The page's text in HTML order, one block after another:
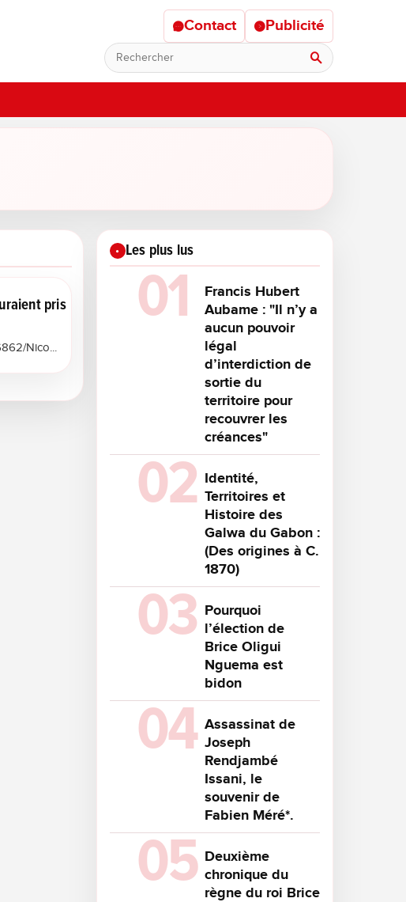
Contact Publicité
Rechercher
pris
Nico...
Les plus lus
Francis Hubert
Aubame : "Il n’y a
aucun pouvoir
légal
d’interdiction de
sortie du
territoire pour
recouvrer les
créances"
Identité,
Territoires et
Histoire des
Galwa du Gabon :
(Des origines à C.
1870)
Pourquoi
l’élection de
Brice Oligui
Nguema est
bidon
Assassinat de
Joseph
Rendjambé
Issani, le
souvenir de
Fabien Méré*.
Deuxième
chronique du
règne du roi Brice